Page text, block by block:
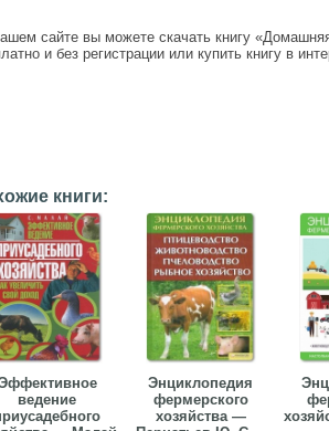
сайте вы можете скачать книгу
и без регистрации или купить книгу в
книги:
ведение
Энциклопедия
фермерского
хозяйства —